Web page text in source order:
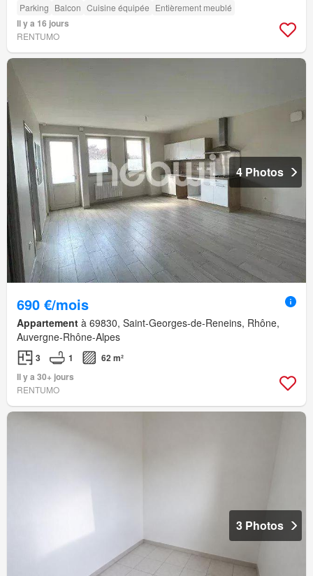
Parking Balcon Cuisine équipée Entièrement meublé
Il y a 16 jours
RENTUMO
4 Photos
690 €/mois
Appartement à 69830, Saint-Georges-de-Reneins, Rhône,
Auvergne-Rhône-Alpes
3 1
62 m²
Il y a 30+ jours
RENTUMO
3 Photos